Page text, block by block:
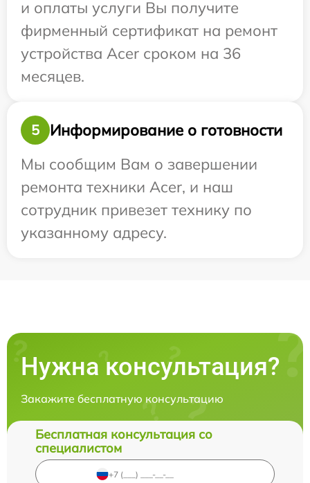
и оплаты услуги Вы получите
фирменный сертификат на ремонт
устройства Acer сроком на 36
месяцев.
5
Информирование о готовности
Мы сообщим Вам о завершении
ремонта техники Acer, и наш
сотрудник привезет технику по
указанному адресу.
Нужна консультация?
Закажите бесплатную консультацию
Бесплатная консультация со
специалистом